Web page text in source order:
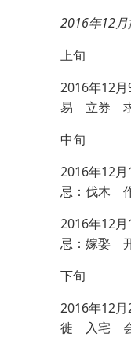
2016年12月
上旬
2016年12
易 立券
中旬
2016年12
忌：伐木
2016年12
忌：嫁娶
下旬
2016年12
徙 入宅